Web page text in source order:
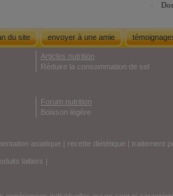
du site envoyer à une amie
Articles nutrition
Réduire la consommation de sel
Forum nutrition
Boisson légère
asiatique | recette diététique | traitement
laitiers |